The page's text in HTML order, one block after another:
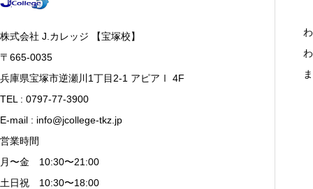
株式会社 J.カレッジ 【宝塚校】
〒665-0035
兵庫県宝塚市逆瀬川1丁目2-1 アピアⅠ 4F
TEL : 0797-77-3900
E-mail : info@jcollege-tkz.jp
営業時間
月〜金 10:30〜21:00
土日祝 10:30〜18:00